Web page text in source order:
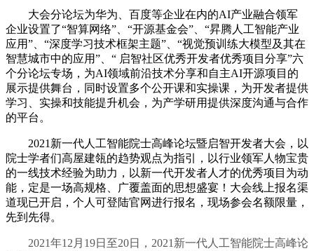
大会分论坛为华为、百度等企业在内的AI产业融合领军
企业设置了“智算网络”、“开源基金会”、“昇腾人工智能产业
应用”、“深度学习技术框架主题”、“视觉预训练大模型及其在
智慧城市中的应用”、“ 启智社区优秀开发者优秀项目分享”六
个分论坛专场，为AI领域前沿技术分享和自主AI开源项目的
展示提供舞台，同时设置多个公开课和实操课，为开发者提供
学习、实操和技能提升机会，为产学研用提供深度沟通与合作
的平台。
2021新一代人工智能院士高峰论坛暨启智开发者大会，以
院士学者们高屋建瓴的趋势观点为指引，以行业领军人物宝贵
的一线技术经验为助力，以新一代开发者人才的优秀项目为动
能，定是一场高规格、广覆盖面的思想盛宴！大会线上报名渠
道现已开启，个人可登陆官网进行报名，现场参会名额限量，
先到先得。
2021年12月19日至20日，2021新一代人工智能院士高峰论